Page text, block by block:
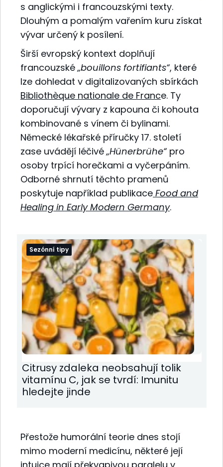
s anglickými i francouzskými texty.
Dlouhým a pomalým vařením kuru získat
vývar určený k posílení.
Širší evropský kontext doplňují
francouzské„bouillons fortifiants“, které
lze dohledat v digitalizovaných sbírkách
Bibliothèque nationale de France. Ty
doporučují vývary z kapouna či kohouta
kombinované s vínem či bylinami.
Německé lékařské příručky 17. století
zase uvádějí léčivé„Hünerbrühe“pro
osoby trpící horečkami a vyčerpáním.
Odborné shrnutí těchto pramenů
poskytuje například publikace Food and
Healing in Early Modern Germany.
Sezónní tipy
Citrusy zdaleka neobsahují tolik
vitamínu C, jak se tvrdí: Imunitu
hledejte jinde
Přestože humorální teorie dnes stojí
mimo moderní medicínu, některé její